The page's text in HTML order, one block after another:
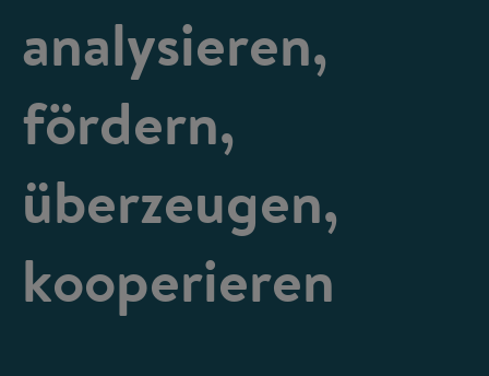
analysieren,
fördern,
überzeugen,
kooperieren